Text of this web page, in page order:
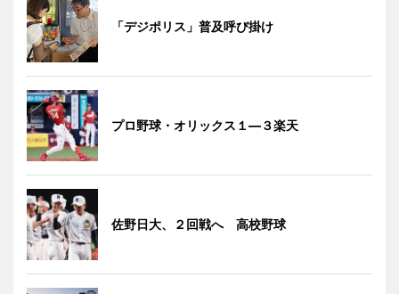
「デジポリス」普及呼び掛け
プロ野球・オリックス１―３楽天
佐野日大、２回戦へ 高校野球